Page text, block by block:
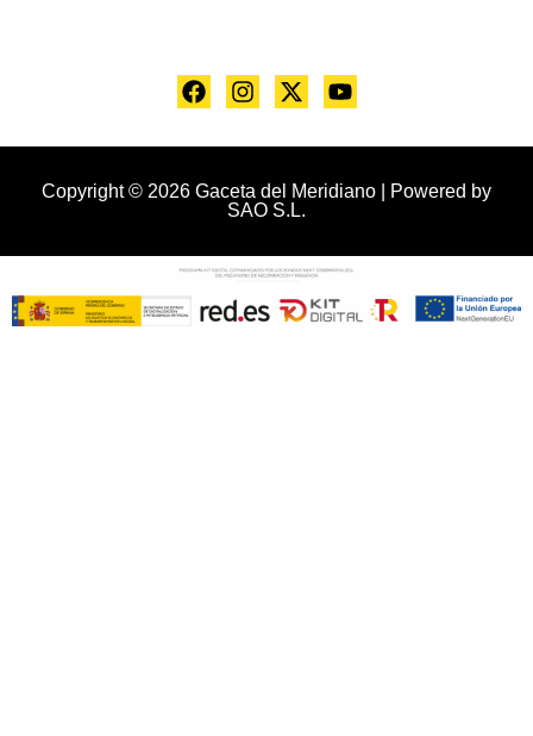
Copyright © 2026 Gaceta del Meridiano | Powered by
SAO S.L.